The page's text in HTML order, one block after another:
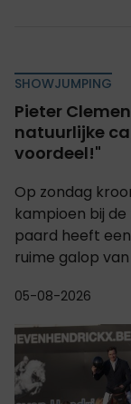
SHOWJUMPING
Pieter
natuurlijke
voordeel!"
Op zondag
kampioen bij de
paard heeft
ruime galop
05-08-2026